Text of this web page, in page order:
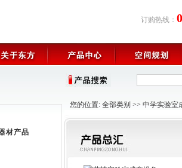
订购热线：
材产品
您的位置: 全部类别 >> 中学实验室